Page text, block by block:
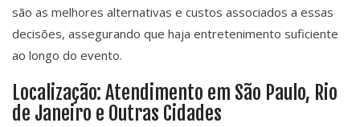
são as melhores alternativas e custos associados a essas
decisões, assegurando que haja entretenimento suficiente
ao longo do evento.
Localização: Atendimento em São Paulo, Rio
de Janeiro e Outras Cidades